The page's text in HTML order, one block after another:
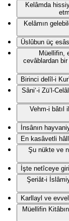
Kelâmda
Kelâmın
Üslûbun üç
Müellifin,
cevâblardan
Birinci delîl-i
Sâni‘-i Zü’l-
Vehm-i bâtıl
İnsânın
En kasâvetli
Şu nükte ve
İşte netîceye
Şeriât-i
Karllayl ve
Müellifin